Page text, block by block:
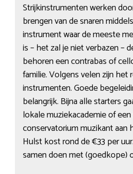
Strijkinstrumenten werken
brengen van de snaren
instrument waar de meeste
is – het zal je niet verbazen –
behoren een contrabas of
familie. Volgens velen zijn het
instrumenten. Goede
belangrijk. Bijna alle starters
lokale muziekacademie of
conservatorium muzikant aan
Hulst kost rond de €33 per
samen doen met (goedkope)